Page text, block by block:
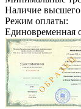
Наличие высшего
Режим оплаты:
Единовременная